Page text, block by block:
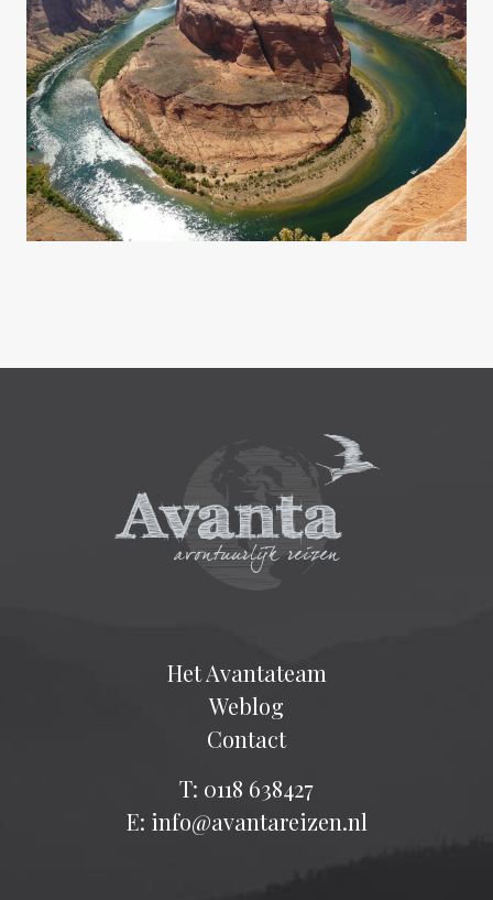
Het Avantateam
Weblog
Contact
T: 0118 638427
E: info@avantareizen.nl